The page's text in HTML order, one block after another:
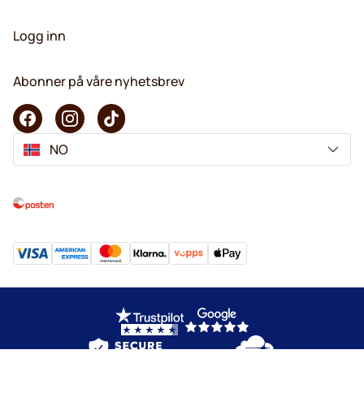
Logg inn
Abonner på våre nyhetsbrev
NO